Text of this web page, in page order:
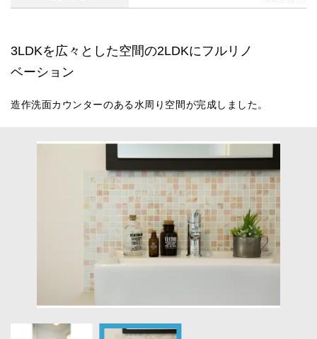
3LDKを広々とした空間の2LDKにフルリノ
ベーション
造作洗面カウンターのある水周り空間が完成しました。